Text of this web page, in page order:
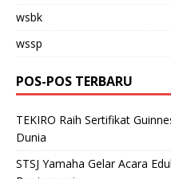
wsbk
wssp
POS-POS TERBARU
TEKIRO Raih Sertifikat
Dunia
STSJ Yamaha Gelar Acara